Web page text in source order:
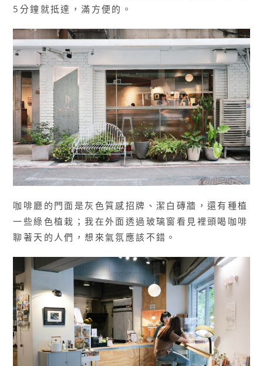
5分鐘就抵達，滿方便的。
咖啡廳的門面是灰色質感招牌、潔白磚牆，還有種植
一些綠色植栽；我在外面透過玻璃窗看見裡頭喝咖啡
聊著天的人們，想來氣氛應該不錯。